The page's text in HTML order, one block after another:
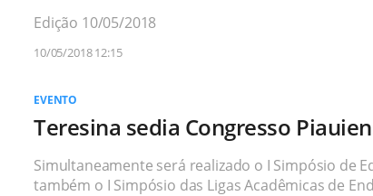
Edição 10/05/2018
10/05/2018 12:15
EVENTO
Teresina sedia Congresso
Simultaneamente será realizado o I Simpósio de
também o I Simpósio das Ligas Acadêmicas de